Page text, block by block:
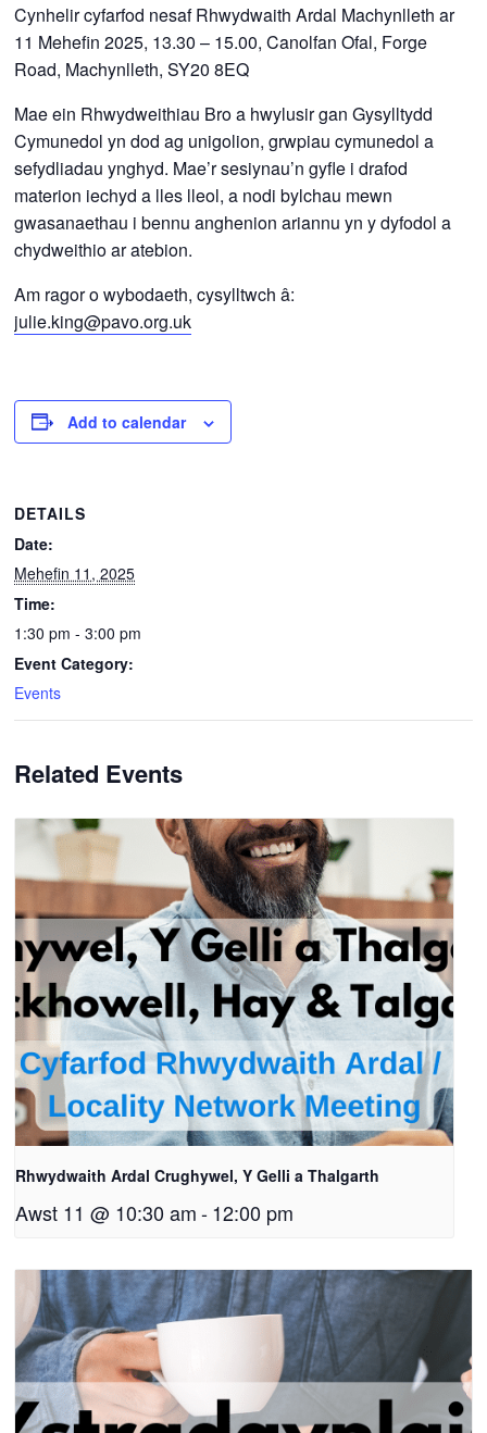
Cynhelir cyfarfod nesaf Rhwydwaith Ardal Machynlleth ar
11 Mehefin 2025, 13.30 – 15.00, Canolfan Ofal, Forge
Road, Machynlleth, SY20 8EQ
Mae ein Rhwydweithiau Bro a hwylusir gan Gysylltydd
Cymunedol yn dod ag unigolion, grwpiau cymunedol a
sefydliadau ynghyd. Mae’r sesiynau’n gyfle i drafod
materion iechyd a lles lleol, a nodi bylchau mewn
gwasanaethau i bennu anghenion ariannu yn y dyfodol a
chydweithio ar atebion.
Am ragor o wybodaeth, cysylltwch â:
julie.king@pavo.org.uk
Add to calendar
DETAILS
Date:
Mehefin 11, 2025
Time:
1:30 pm - 3:00 pm
Event Category:
Events
Related Events
Rhwydwaith Ardal Crughywel, Y Gelli a Thalgarth
Awst 11 @ 10:30 am -12:00 pm